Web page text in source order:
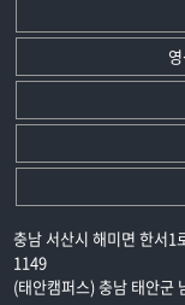
충남 서산시 해미면 한서
1149
(태안캠퍼스) 충남 태안